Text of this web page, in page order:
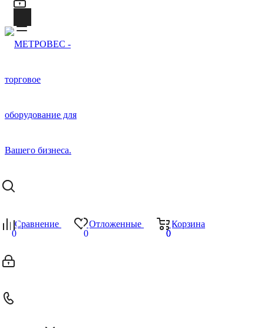
Сравнение
0
Отложенные
0
Корзина
0
0